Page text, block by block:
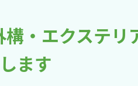
・エクステリ
ます